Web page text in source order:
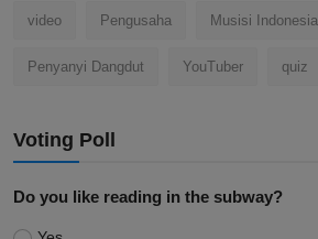
video Pengusaha Musisi Indonesia
Penyanyi Dangdut YouTuber quiz
Voting Poll
Do you like reading in the subway?